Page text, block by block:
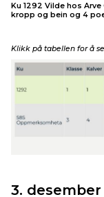
Ku 1292 Vilde hos
kropp og bein og 4
Klikk på tabellen for å
3. desember